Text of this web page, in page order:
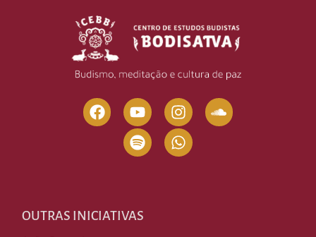
OUTRAS INICIATIVAS